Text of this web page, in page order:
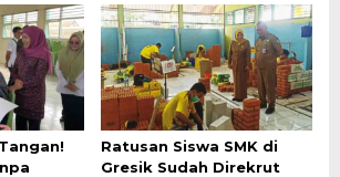
Ratusan Siswa SMK di
Gresik Sudah Direkrut